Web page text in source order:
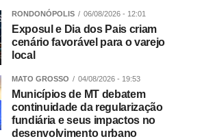
RONDONÓPOLIS 06/08/2026 - 12:01
Exposul e Dia dos Pais criam
cenário favorável para o varejo
local
MATO GROSSO 04/08/2026 - 19:53
Municípios de MT debatem
continuidade da regularização
fundiária e seus impactos no
desenvolvimento urbano